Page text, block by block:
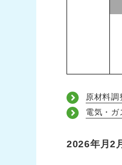
原材料
電気・ガ
2026年月2